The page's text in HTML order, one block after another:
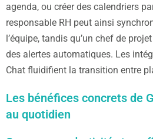
agenda, ou créer des calendriers
responsable RH peut ainsi
l’équipe, tandis qu’un chef de
des alertes automatiques. Les
Chat fluidifient la transition entre
Les bénéfices concrets de
au quotidien